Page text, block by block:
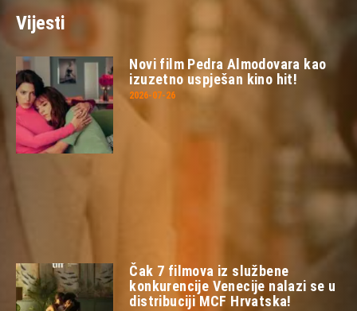
Vijesti
Novi film Pedra Almodovara kao
izuzetno uspješan kino hit!
2026-07-26
Čak 7 filmova iz službene
konkurencije Venecije nalazi se u
distribuciji MCF Hrvatska!